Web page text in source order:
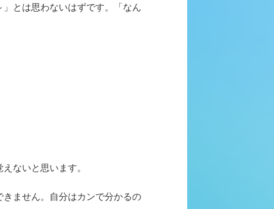
とは思わないはずです。「なん
ないと思います。
ません。自分はカンで分かるの